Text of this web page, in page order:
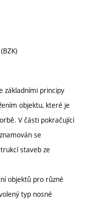
základními principy
objektu, které je
V části pokračující
se
staveb ze
objektů pro různé
typ nosné